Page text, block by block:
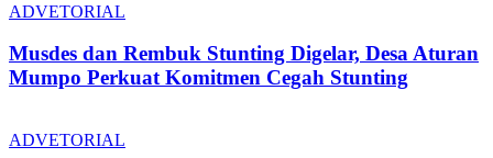
ADVETORIAL
Musdes dan Rembuk Stunting Digelar, Desa Aturan
Mumpo Perkuat Komitmen Cegah Stunting
ADVETORIAL